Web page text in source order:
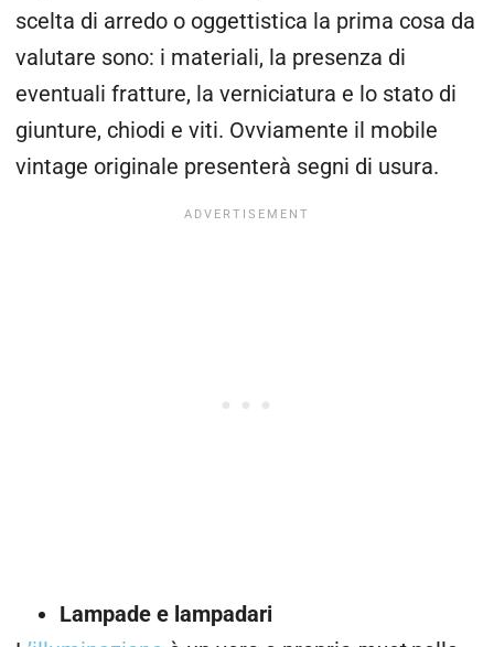
scelta di arredo o oggettistica la prima cosa da
valutare sono: i materiali, la presenza di
eventuali fratture, la verniciatura e lo stato di
giunture, chiodi e viti. Ovviamente il mobile
vintage originale presenterà segni di usura.
Lampade e lampadari